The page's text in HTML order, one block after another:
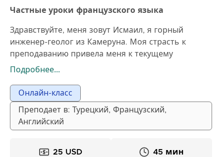
Частные уроки французского языка
Здравствуйте, меня зовут Исмаил, я горный
инженер-геолог из Камеруна. Моя страсть к
преподаванию привела меня к текущему
обучению в докторантуре. Процесс изучения
с подходящим наставником может иметь
огромное значение. Используя свой опыт в
преподавании языков, я стремлюсь предоставить
своим ученикам лучший возможный опыт
французского и английского языков помог мне
Подробнее...
Онлайн-класс
Преподает в: Турецкий, Французский,
Английский
25 USD 45 мин